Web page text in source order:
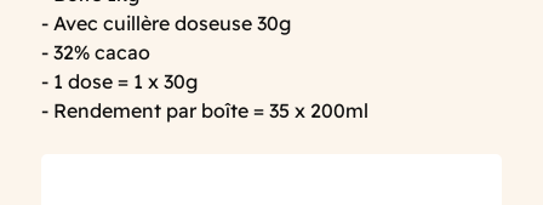
- Avec cuillère doseuse 30g
- 32% cacao
- 1 dose = 1 x 30g
- Rendement par boîte = 35 x 200ml